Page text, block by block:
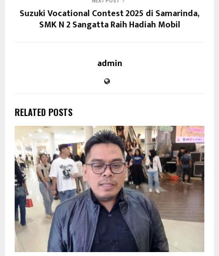
Suzuki Vocational Contest 2025 di Samarinda,
SMK N 2 Sangatta Raih Hadiah Mobil
admin
RELATED POSTS